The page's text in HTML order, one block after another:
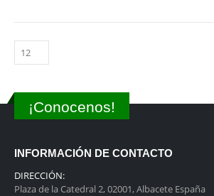
¡Conocenos!
INFORMACIÓN DE CONTACTO
DIRECCIÓN:
Plaza de la Catedral 2, 02001, Albacete España